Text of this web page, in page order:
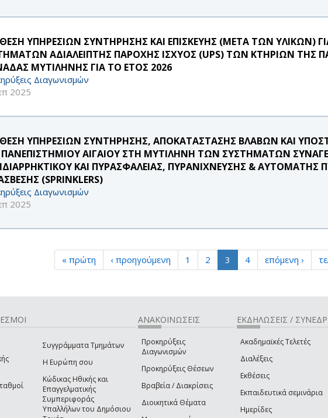
ΥΠΗΡΕΣΙΩΝ ΣΥΝΤΗΡΗΣΗΣ ΚΑΙ ΕΠΙΣΚΕΥΗΣ (ΜΕΤΑ ΤΩΝ ΥΛΙΚΩΝ)
ΑΔΙΑΛΕΙΠΤΗΣ ΠΑΡΟΧΗΣ ΙΣΧΥΟΣ (UPS) ΤΩΝ ΚΤΗΡΙΩΝ ΤΗΣ
ΜΥΤΙΛΗΝΗΣ ΓΙΑ ΤΟ ΕΤΟΣ 2026
Διαγωνισμών
2025
ΥΠΗΡΕΣΙΩΝ ΣΥΝΤΗΡΗΣΗΣ, ΑΠΟΚΑΤΑΣΤΑΣΗΣ ΒΛΑΒΩΝ ΚΑΙ
ΑΙΓΑΙΟΥ ΣΤΗ ΜΥΤΙΛΗΝΗ ΤΩΝ ΣΥΣΤΗΜΑΤΩΝ
ΚΑΙ ΠΥΡΑΣΦΑΛΕΙΑΣ, ΠΥΡΑΝΙΧΝΕΥΣΗΣ & ΑΥΤΟΜΑΤΗΣ
(SPRINKLERS)
Διαγωνισμών
2025
« πρώτη ‹ προηγούμενη 1 2 3 4 επόμενη ›
Συγγράμματα Τμημάτων
Η Ευρώπη σου
Κώδικας Ηθικής και
Επαγγελματικής
Συμπεριφοράς
Υπαλλήλων του Δημόσιου
ΑΝΑΚΟΙΝΩΣΕΙΣ
Προκηρύξεις
Διαγωνισμών
Προκηρύξεις Θέσεων
Βραβεία / Διακρίσεις
Διοικητικά Θέματα
ΕΚΔΗΛΩΣΕΙΣ /
Ακαδημαϊκές Τελετές
Διαλέξεις
Εκθέσεις
Εκπαιδευτικά σεμινάρια
Ημερίδες